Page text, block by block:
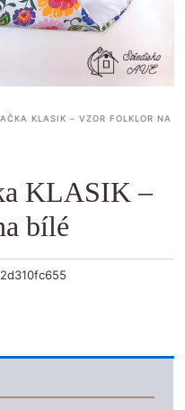
KLASIK – VZOR FOLKLOR NA
KLASIK –
bílé